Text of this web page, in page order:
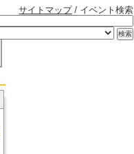
サイトマップ/ イベント検索